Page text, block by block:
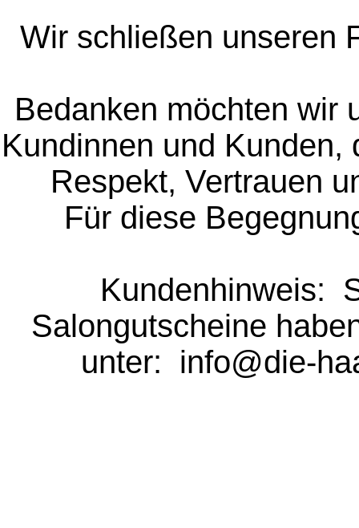
Wir schließen unseren
Bedanken möchten wir
Kundinnen und Kunden,
Respekt, Vertrauen
Für diese
Kundenhinweis:
Salongutscheine